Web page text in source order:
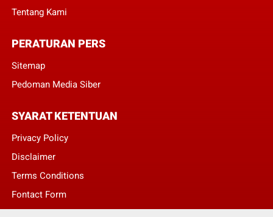
Tentang Kami
PERATURAN PERS
Sitemap
Pedoman Media Siber
SYARAT KETENTUAN
Privacy Policy
Disclaimer
Terms Conditions
Fontact Form